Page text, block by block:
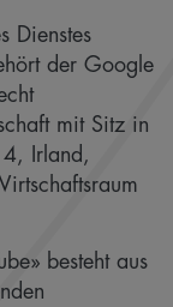
Dienstes
der Google
mit Sitz in
Irland,
besteht aus